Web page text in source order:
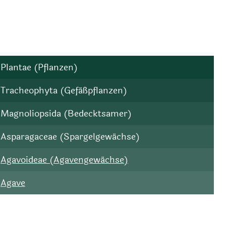
Plantae (Pflanzen)
Tracheophyta (Gefäßpflanzen)
Magnoliopsida (Bedecktsamer)
Asparagaceae (Spargelgewächse)
Agavoideae (Agavengewächse)
Agave